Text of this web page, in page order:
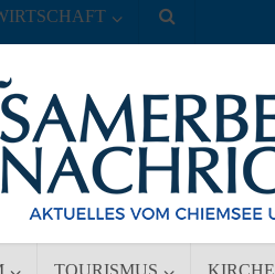
TOURISMUS KIRCHE